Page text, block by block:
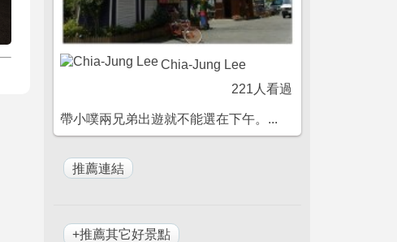
Chia-Jung Lee
221人看過
帶小噗兩兄弟出遊就不能選在下午。...
+推薦其它好景點